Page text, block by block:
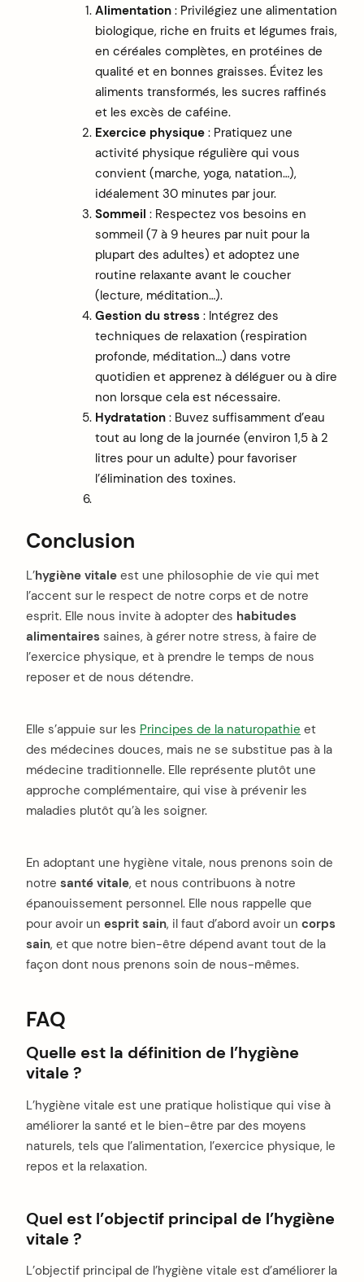
Alimentation: Privilégiez une alimentation
biologique, riche en fruits et légumes frais,
en céréales complètes, en protéines de
qualité et en bonnes graisses. Évitez les
aliments transformés, les sucres raffinés
et les excès de caféine.
Exercice physique: Pratiquez une
activité physique régulière qui vous
convient (marche, yoga, natation…),
idéalement 30 minutes par jour.
Sommeil : Respectez vos besoins en
sommeil (7 à 9 heures par nuit pour la
plupart des adultes) et adoptez une
routine relaxante avant le coucher
(lecture, méditation…).
Gestion du stress: Intégrez des
techniques de relaxation (respiration
profonde, méditation…) dans votre
quotidien et apprenez à déléguer ou à dire
non lorsque cela est nécessaire.
Hydratation: Buvez suffisamment d’eau
tout au long de la journée (environ 1,5 à 2
litres pour un adulte) pour favoriser
l’élimination des toxines.
Conclusion
L’hygiène vitale est une philosophie de vie qui met
l’accent sur le respect de notre corps et de notre
esprit. Elle nous invite à adopter des habitudes
alimentaires saines, à gérer notre stress, à faire de
l’exercice physique, et à prendre le temps de nous
reposer et de nous détendre.
Elle s’appuie sur les Principes de la naturopathie et
des médecines douces, mais ne se substitue pas à la
médecine traditionnelle. Elle représente plutôt une
approche complémentaire, qui vise à prévenir les
maladies plutôt qu’à les soigner.
En adoptant une hygiène vitale, nous prenons soin de
notre santé vitale, et nous contribuons à notre
épanouissement personnel. Elle nous rappelle que
pour avoir un esprit sain, il faut d’abord avoir un corps
sain, et que notre bien-être dépend avant tout de la
façon dont nous prenons soin de nous-mêmes.
FAQ
Quelle est la définition de l’hygiène
vitale ?
L’hygiène vitale est une pratique holistique qui vise à
améliorer la santé et le bien-être par des moyens
naturels, tels que l’alimentation, l’exercice physique, le
repos et la relaxation.
Quel est l’objectif principal de l’hygiène
vitale ?
L’objectif principal de l’hygiène vitale est d’améliorer la